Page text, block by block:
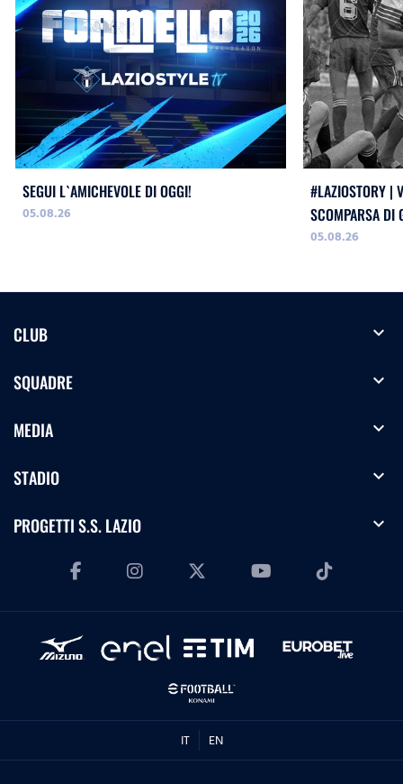
SEGUI L`AMICHEVOLE DI OGGI!
05.08.26
#LAZIOSTORY |
SCOMPARSA DI
05.08.26
CLUB expand_more
SQUADRE expand_more
MEDIA expand_more
STADIO expand_more
PROGETTI S.S. LAZIO expand_more
IT EN